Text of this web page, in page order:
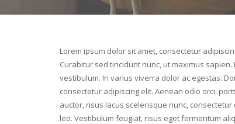
Lorem ipsum dolor sit amet, consectetur
Curabitur sed tincidunt nunc, ut maximus
vestibulum. In varius viverra dolor ac egestas.
consectetur adipiscing elit. Aenean odio orci,
auctor, risus lacus scelerisque nunc,
leo. Vestibulum feugiat, risus eget fermentum